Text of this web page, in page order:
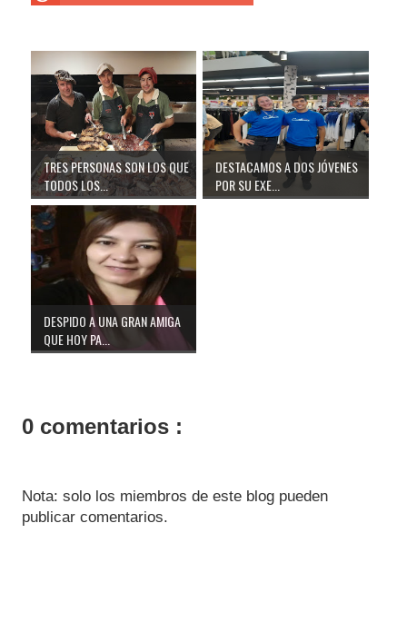
TRES PERSONAS SON LOS QUE
TODOS LOS...
DESTACAMOS A DOS JÓVENES
POR SU EXE...
DESPIDO A UNA GRAN AMIGA
QUE HOY PA...
0 comentarios :
Nota: solo los miembros de este blog pueden
publicar comentarios.